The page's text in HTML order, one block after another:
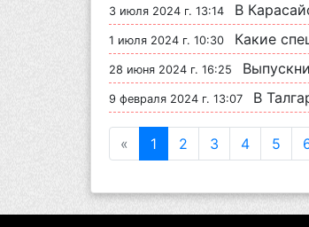
3 июля 2024 г. 13:14 В
1 июля 2024 г. 10:30 Какие
28 июня 2024 г. 16:25
9 февраля 2024 г. 13:07 В
« 1 2 3 4 5